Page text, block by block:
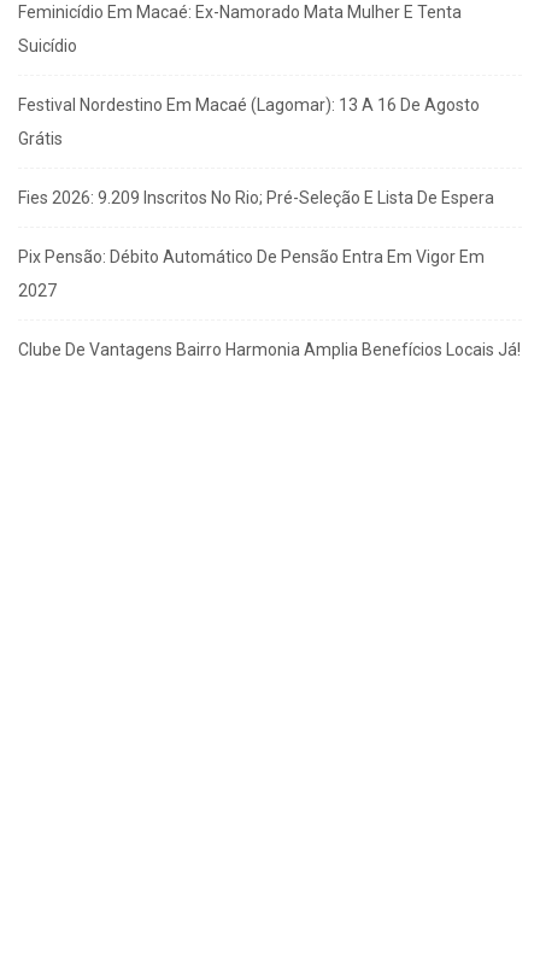
Feminicídio Em Macaé: Ex-Namorado Mata Mulher E Tenta
Suicídio
Festival Nordestino Em Macaé (Lagomar): 13 A 16 De Agosto
Grátis
Fies 2026: 9.209 Inscritos No Rio; Pré-Seleção E Lista De Espera
Pix Pensão: Débito Automático De Pensão Entra Em Vigor Em
2027
Clube De Vantagens Bairro Harmonia Amplia Benefícios Locais Já!